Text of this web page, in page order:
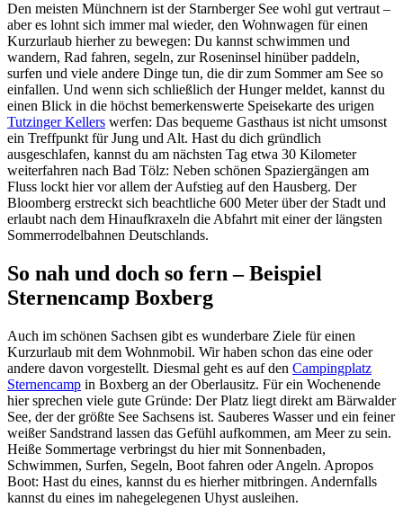
Den meisten Münchnern ist der Starnberger See wohl gut vertraut –
aber es lohnt sich immer mal wieder, den Wohnwagen für einen
Kurzurlaub hierher zu bewegen: Du kannst schwimmen und
wandern, Rad fahren, segeln, zur Roseninsel hinüber paddeln,
surfen und viele andere Dinge tun, die dir zum Sommer am See so
einfallen. Und wenn sich schließlich der Hunger meldet, kannst du
einen Blick in die höchst bemerkenswerte Speisekarte des urigen
Tutzinger Kellers werfen: Das bequeme Gasthaus ist nicht umsonst
ein Treffpunkt für Jung und Alt. Hast du dich gründlich
ausgeschlafen, kannst du am nächsten Tag etwa 30 Kilometer
weiterfahren nach Bad Tölz: Neben schönen Spaziergängen am
Fluss lockt hier vor allem der Aufstieg auf den Hausberg. Der
Bloomberg erstreckt sich beachtliche 600 Meter über der Stadt und
erlaubt nach dem Hinaufkraxeln die Abfahrt mit einer der längsten
Sommerrodelbahnen Deutschlands.
So nah und doch so fern – Beispiel
Sternencamp Boxberg
Auch im schönen Sachsen gibt es wunderbare Ziele für einen
Kurzurlaub mit dem Wohnmobil. Wir haben schon das eine oder
andere davon vorgestellt. Diesmal geht es auf den Campingplatz
Sternencamp in Boxberg an der Oberlausitz. Für ein Wochenende
hier sprechen viele gute Gründe: Der Platz liegt direkt am Bärwalder
See, der der größte See Sachsens ist. Sauberes Wasser und ein feiner
weißer Sandstrand lassen das Gefühl aufkommen, am Meer zu sein.
Heiße Sommertage verbringst du hier mit Sonnenbaden,
Schwimmen, Surfen, Segeln, Boot fahren oder Angeln. Apropos
Boot: Hast du eines, kannst du es hierher mitbringen. Andernfalls
kannst du eines im nahegelegenen Uhyst ausleihen.